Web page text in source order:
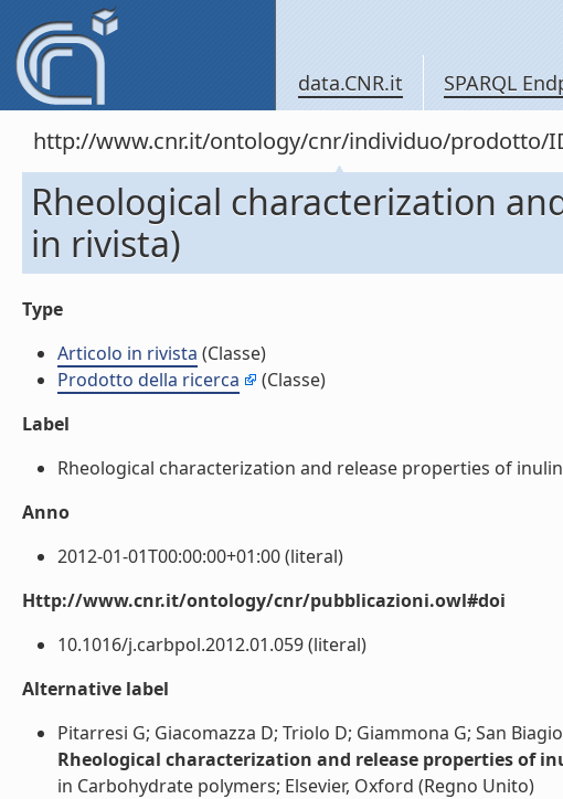
data.CNR.it SPARQL
http://www.cnr.it/ontology/cnr/individuo/prodotto/
Rheological characterization
in rivista)
Type
Articolo in rivista (Classe)
Prodotto della ricerca
(Classe)
Label
Rheological characterization and release properties of
Anno
2012-01-01T00:00:00+01:00 (literal)
Http://www.cnr.it/ontology/cnr/pubblicazioni.owl#doi
10.1016/j.carbpol.2012.01.059 (literal)
Alternative label
Pitarresi G; Giacomazza D; Triolo D; Giammona G; San
Rheological characterization and release properties of
in Carbohydrate polymers; Elsevier, Oxford (Regno Unito)